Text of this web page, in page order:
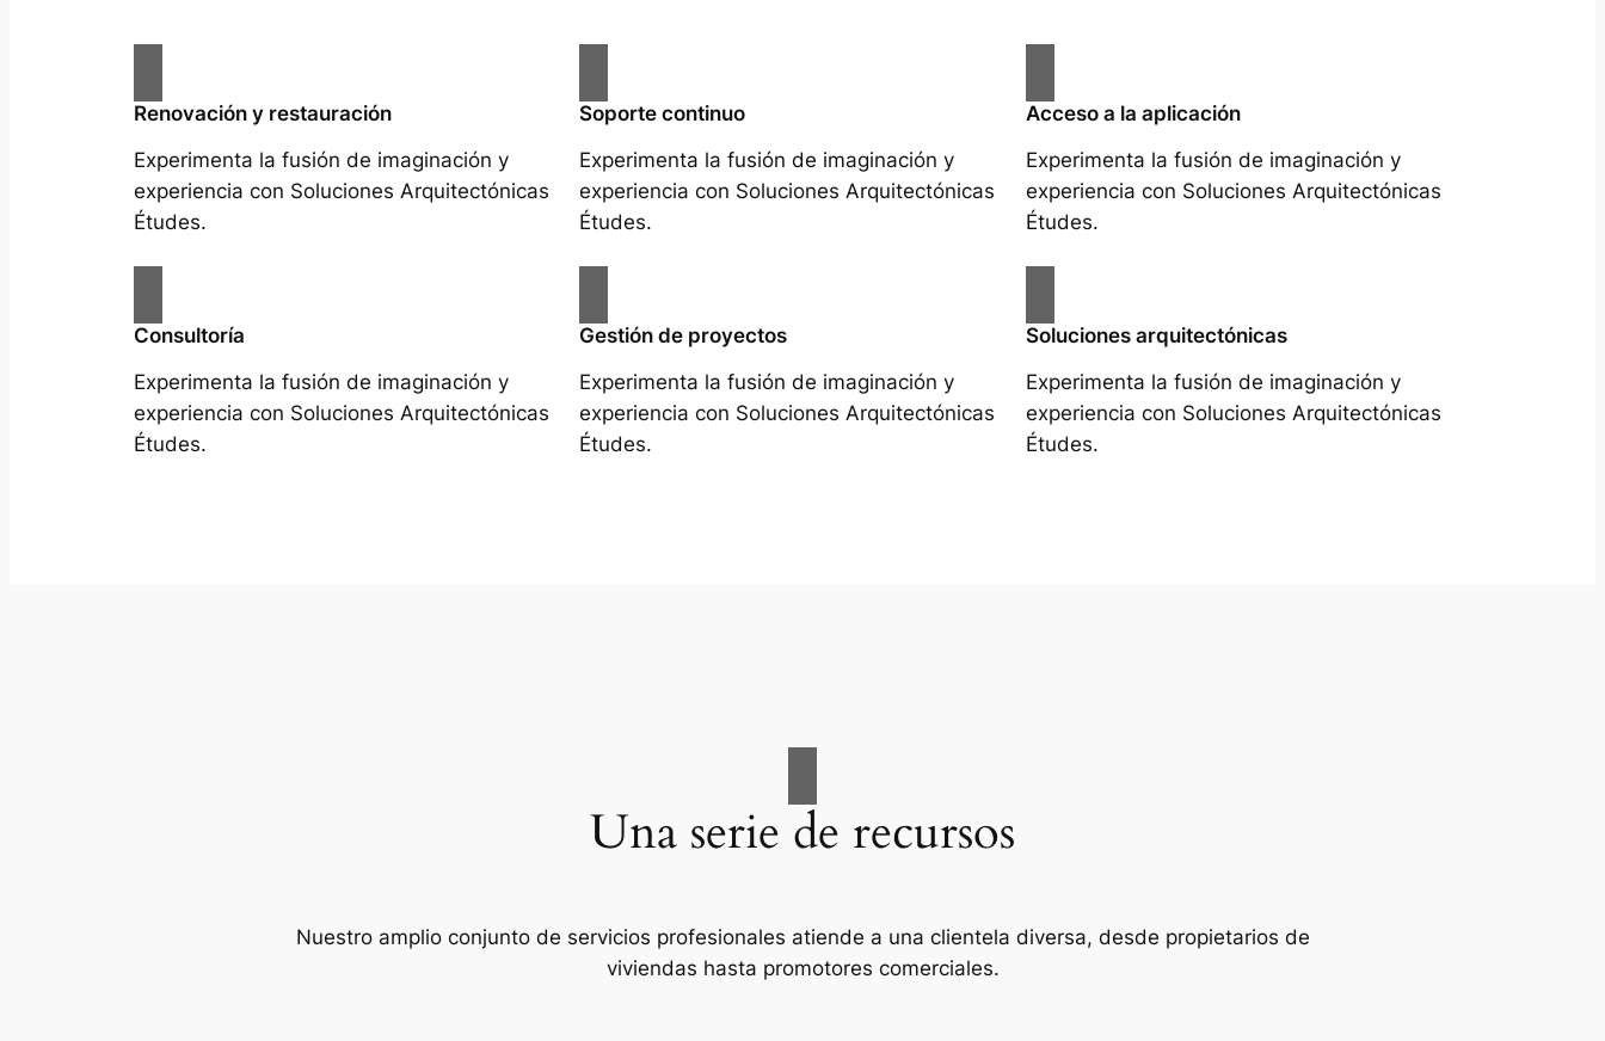
Renovación y restauración
Experimenta la fusión de imaginación y
experiencia con Soluciones Arquitectónicas
Études.
Soporte continuo
Experimenta la fusión de imaginación y
experiencia con Soluciones Arquitectónicas
Études.
Acceso a la aplicación
Experimenta la fusión de imaginación y
experiencia con Soluciones Arquitectónicas
Études.
Consultoría
Experimenta la fusión de imaginación y
experiencia con Soluciones Arquitectónicas
Études.
Gestión de proyectos
Experimenta la fusión de imaginación y
experiencia con Soluciones Arquitectónicas
Études.
Soluciones arquitectónicas
Experimenta la fusión de imaginación y
experiencia con Soluciones Arquitectónicas
Études.
Una serie de recursos
Nuestro amplio conjunto de servicios profesionales atiende a una clientela diversa, desde propietarios de
viviendas hasta promotores comerciales.